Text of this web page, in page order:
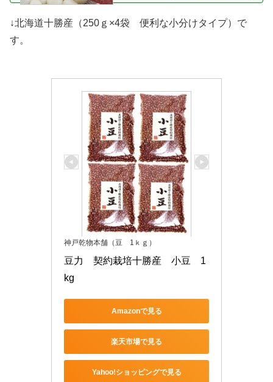
↓北海道十勝産（250ｇ×4袋 便利な小分けタイプ）で
す。
神戸乾物本舗（豆 1ｋｇ）
豆力　契約栽培十勝産　小豆　1
kg
Amazonで見る
楽天市場で見る
Yahoo!ショッピングで見る